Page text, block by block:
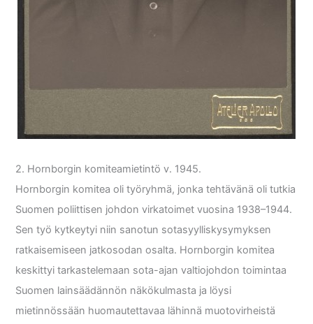
2. Hornborgin komiteamietintö v. 1945.
Hornborgin komitea oli työryhmä, jonka tehtävänä oli tutkia
Suomen poliittisen johdon virkatoimet vuosina 1938–1944.
Sen työ kytkeytyi niin sanotun sotasyylliskysymyksen
ratkaisemiseen jatkosodan osalta. Hornborgin komitea
keskittyi tarkastelemaan sota-ajan valtiojohdon toimintaa
Suomen lainsäädännön näkökulmasta ja löysi
mietinnössään huomautettavaa lähinnä muotovirheistä